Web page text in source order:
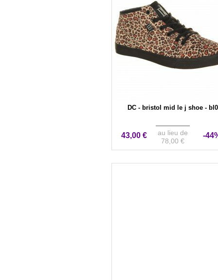
DC - bristol mid le j shoe - bl0
43,00 €
au lieu de
78,00 €
-